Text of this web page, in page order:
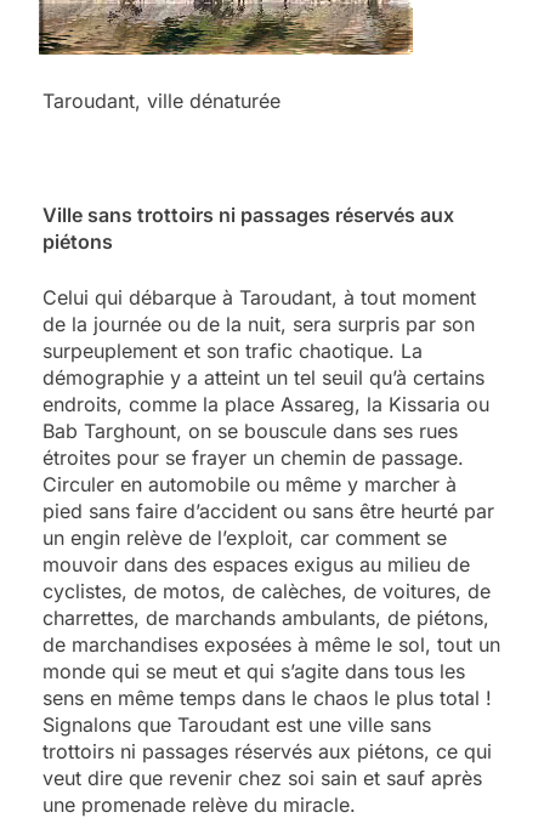
Taroudant, ville dénaturée
Ville sans trottoirs ni passages réservés aux
piétons
Celui qui débarque à Taroudant, à tout moment
de la journée ou de la nuit, sera surpris par son
surpeuplement et son trafic chaotique. La
démographie y a atteint un tel seuil qu’à certains
endroits, comme la place Assareg, la Kissaria ou
Bab Targhount, on se bouscule dans ses rues
étroites pour se frayer un chemin de passage.
Circuler en automobile ou même y marcher à
pied sans faire d’accident ou sans être heurté par
un engin relève de l’exploit, car comment se
mouvoir dans des espaces exigus au milieu de
cyclistes, de motos, de calèches, de voitures, de
charrettes, de marchands ambulants, de piétons,
de marchandises exposées à même le sol, tout un
monde qui se meut et qui s’agite dans tous les
sens en même temps dans le chaos le plus total !
Signalons que Taroudant est une ville sans
trottoirs ni passages réservés aux piétons, ce qui
veut dire que revenir chez soi sain et sauf après
une promenade relève du miracle.